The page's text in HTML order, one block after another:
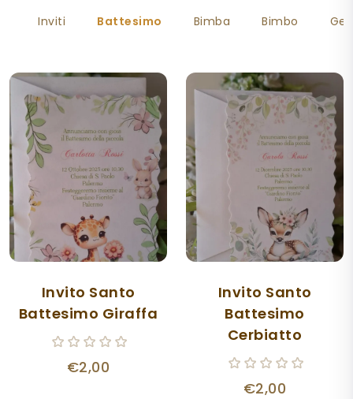
Inviti Battesimo Bimba Bimbo
Invito Santo
Battesimo Giraffa
€2,00
Invito Santo
Battesimo
Cerbiatto
€2,00